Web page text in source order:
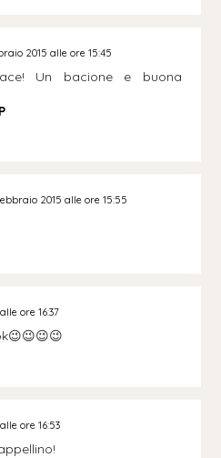
2015 alle ore 15:45
Un bacione e buona
2015 alle ore 15:55
ore 16:37
ore 16:53